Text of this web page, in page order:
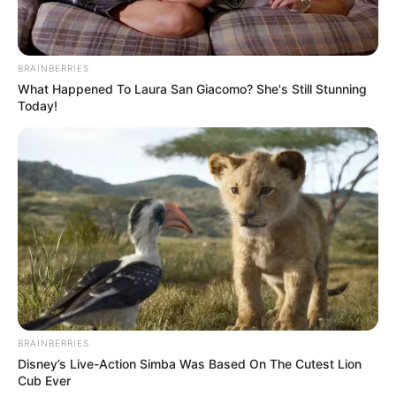
La impactante postal de esta revelación
teológica comenzó a correr como auténtica
pólvora digital, saturando las tendencias de
BRAINBERRIES
What Happened To Laura San Giacomo? She's Still Stunning
Today!
BRAINBERRIES
Disney’s Live-Action Simba Was Based On The Cutest Lion
Cub Ever